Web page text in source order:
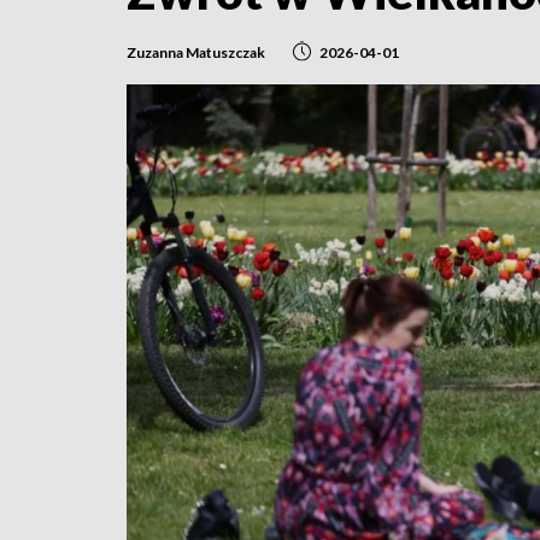
Zuzanna Matuszczak 2026-04-01